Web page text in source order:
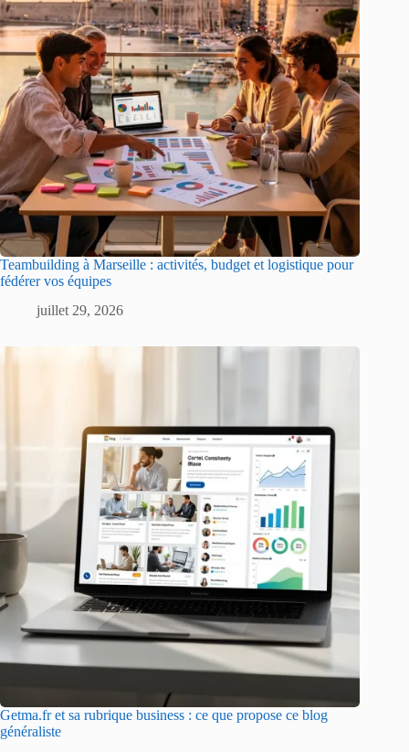
Teambuilding à Marseille : activités, budget et logistique pour
fédérer vos équipes
juillet 29, 2026
Getma.fr et sa rubrique business : ce que propose ce blog
généraliste